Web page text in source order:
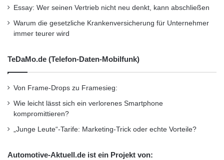
Essay: Wer seinen Vertrieb nicht neu denkt, kann abschließen
Warum die gesetzliche Krankenversicherung für Unternehmer
immer teurer wird
TeDaMo.de (Telefon-Daten-Mobilfunk)
Von Frame-Drops zu Framesieg:
Wie leicht lässt sich ein verlorenes Smartphone
kompromittieren?
„Junge Leute“-Tarife: Marketing-Trick oder echte Vorteile?
Automotive-Aktuell.de ist ein Projekt von: